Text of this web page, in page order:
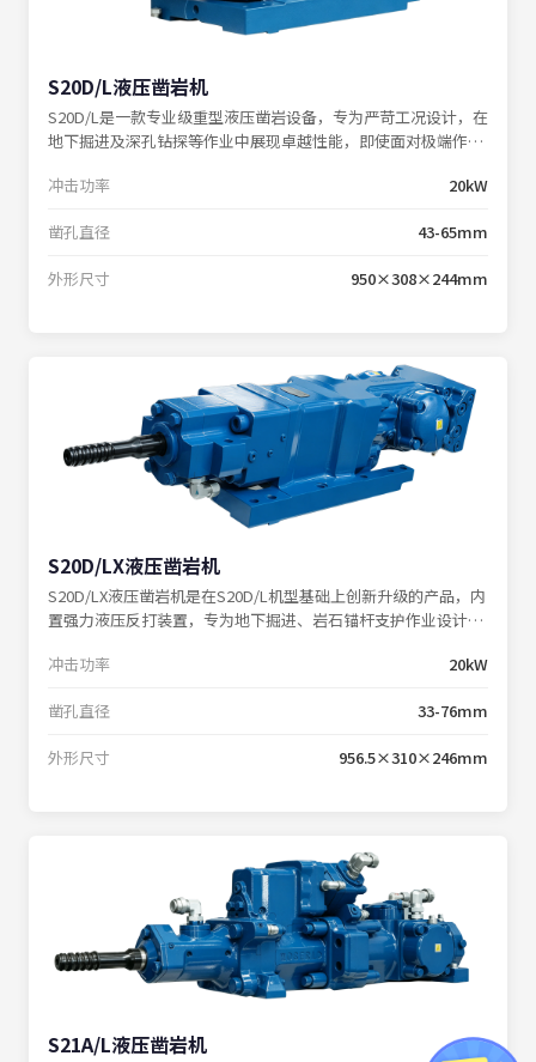
S20D/L液压凿岩机
S20D/L是一款专业级重型液压凿岩设备，专为严苛工况设计，在
地下掘进及深孔钻探等作业中展现卓越性能，即使面对极端作业
冲击功率
20kW
凿孔直径 43-65mm
外形尺寸 950×308×244mm
S20D/LX液压凿岩机
S20D/LX液压凿岩机是在S20D/L机型基础上创新升级的产品，内
置强力液压反打装置，专为地下掘进、岩石锚杆支护作业设计，
冲击功率
20kW
凿孔直径 33-76mm
外形尺寸 956.5×310×246mm
S21A/L液压凿岩机